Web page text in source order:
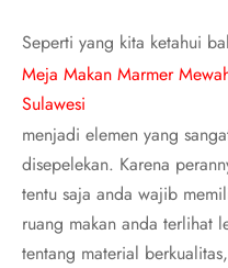
Seperti yang kita ketahui
Meja Makan Marmer
Sulawesi
menjadi elemen yang
disepelekan. Karena
tentu saja anda wajib
ruang makan anda terlihat
tentang material